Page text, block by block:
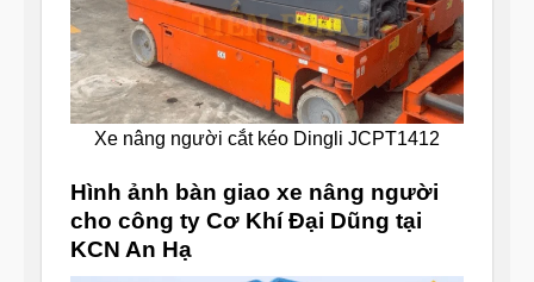
Xe nâng người cắt kéo Dingli JCPT1412
Hình ảnh bàn giao xe nâng người
cho công ty Cơ Khí Đại Dũng tại
KCN An Hạ